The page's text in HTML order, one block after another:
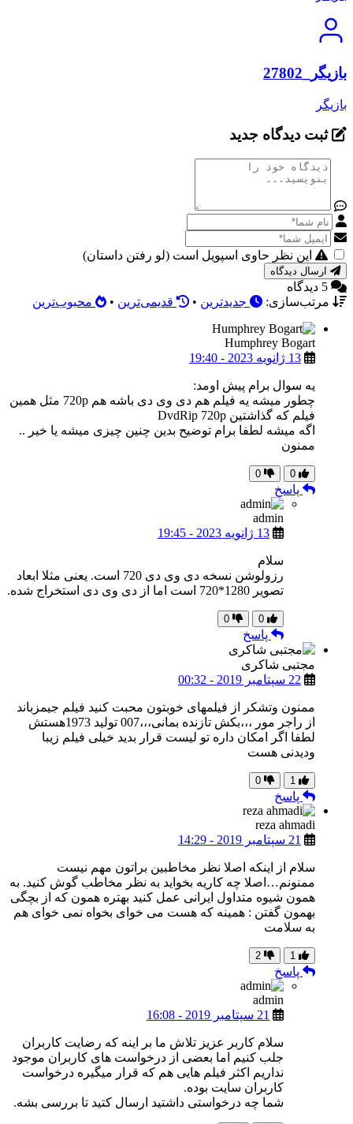
بازیگر_27802
بازیگر
ثبت دیدگاه جدید
این نظر حاوی اسپویل است (لو رفتن داستان)
5 دیدگاه
مرتب‌سازی:
جدیدترین • قدیمی‌ترین • محبوب‌ترین
Humphrey Bogart
13 ژانویه 2023 - 19:40
یه سوال برام پیش اومد:
چطور میشه یه فیلم هم دی وی دی باشه هم 720p مثل همین
فیلم که گذاشتین DvdRip 720p
اگه میشه لطفا برام توضیح بدین چنین چیزی میشه یا خیر ..
ممنون
0
0
پاسخ
admin
13 ژانویه 2023 - 19:45
سلام
رزولوشن نسخه دی وی دی 720 است. یعنی مثلا ابعاد
تصویر 1280*720 است اما از دی وی دی استخراج شده.
0
0
پاسخ
مجتبی شاکری
22 سپتامبر 2019 - 00:32
ممنون وتشکر از فیلمهای خوبتون محبت کنید فیلم جیمزباند
از راجر مور ،،،بکش تازنده بمانی،،،007 تولید 1973هستش
لطفا اگر امکان داره تو لیست قرار بدید خیلی فیلم زیبا
ودیدنی هست
1
0
پاسخ
reza ahmadi
21 سپتامبر 2019 - 14:29
سلام از اینکه اصلا نظر مخاطبین براتون مهم نیست
ممنونم…اصلا چه کاریه بخواید به نظر مخاطب گوش کنید. به
همون شیوه متداول ایرانی عمل کنید بهتره همون که از بچگی
بهمون گفتن : همینه که هست می خوای بخواه نمی خوای هم
به سلامت
1
2
پاسخ
admin
21 سپتامبر 2019 - 16:08
سلام کاربر عزیز تلاش ما بر اینه که رضایت کاربران
جلب کنیم اما بعضی از درخواست های کاربران موجود
نداریم اکثر فیلم هایی هم که قرار میگیره درخواست
کاربران سایت بوده.
شما چه درخواستی داشتید ارسال کتید تا بررسی بشه.